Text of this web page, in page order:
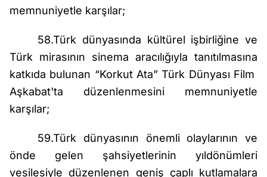
memnuniyetle karşılar;
58.Türk dünyasında kültürel işbirliğine ve
Türk mirasının sinema aracılığıyla tanıtılmasına
katkıda bulunan “Korkut Ata” Türk Dünyası Film
Aşkabat'ta düzenlenmesini memnuniyetle
karşılar;
59.Türk dünyasının önemli olaylarının ve
önde gelen şahsiyetlerinin yıldönümleri
vesilesiyle düzenlenen geniş çaplı kutlamalara